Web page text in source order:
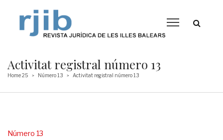
Activitat registral número 13
Home 25 > Número 13 > Activitat registral número 13
Posted
Número 13